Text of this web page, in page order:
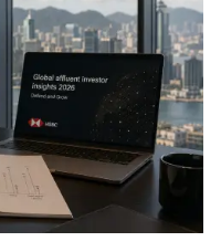
se tak stává nová
státního dluhu.